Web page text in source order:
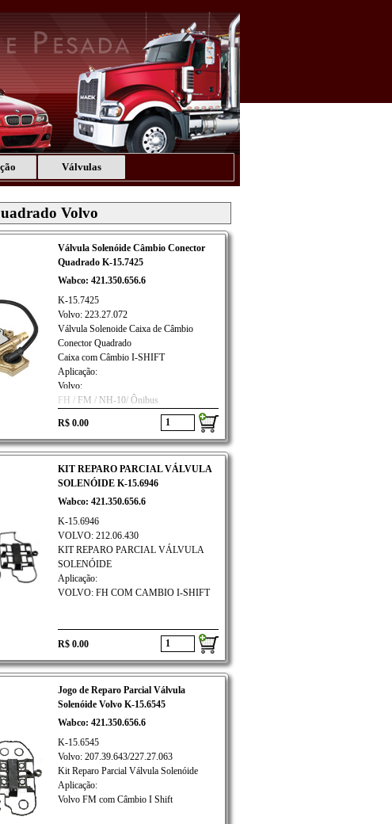
Válvulas
Volvo
Válvula Solenóide Câmbio Conector
Quadrado K-15.7425
Wabco: 421.350.656.6
K-15.7425
Volvo: 223.27.072
Válvula Solenoide Caixa de Câmbio
Conector Quadrado
Caixa com Câmbio I-SHIFT
Aplicação:
Volvo:
FH / FM / NH-10/ Ônibus
R$ 0.00
KIT REPARO PARCIAL VÁLVULA
SOLENÓIDE K-15.6946
Wabco: 421.350.656.6
K-15.6946
VOLVO: 212.06.430
KIT REPARO PARCIAL VÁLVULA
SOLENÓIDE
Aplicação:
VOLVO: FH COM CAMBIO I-SHIFT
R$ 0.00
Jogo de Reparo Parcial Válvula
Solenóide Volvo K-15.6545
Wabco: 421.350.656.6
K-15.6545
Volvo: 207.39.643/227.27.063
Kit Reparo Parcial Válvula Solenóide
Aplicação:
Volvo FM com Câmbio I Shift